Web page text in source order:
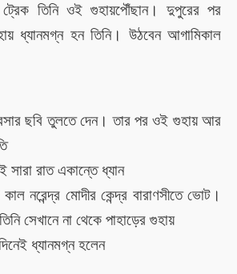
তিনি ওই গুহায়পৌঁছান। দুপুরের পর
ধ্যানমগ্ন হন তিনি। উঠবেন আগামিকাল
বসার ছবি তুলতে দেন। তার পর ওই গুহায় আর
সারা রাতএকান্তে ধ্যান
নরেন্দ্র মোদীর কেন্দ্র বারাণসীতে ভোট।
সেখানে না থেকে পাহাড়ের গুহায়
ধ্যানমগ্ন হলেন